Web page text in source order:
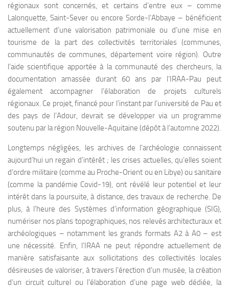
régionaux sont concernés, et certains d’entre eux – comme
Lalonquette, Saint-Sever ou encore Sorde-l’Abbaye – bénéficient
actuellement d’une valorisation patrimoniale ou d’une mise en
tourisme de la part des collectivités territoriales (communes,
communautés de communes, département voire région). Outre
l’aide scientifique apportée à la communauté des chercheurs, la
documentation amassée durant 60 ans par l’IRAA-Pau peut
également accompagner l’élaboration de projets culturels
régionaux. Ce projet, financé pour l’instant par l’université de Pau et
des pays de l’Adour, devrait se développer via un programme
soutenu par la région Nouvelle-Aquitaine (dépôt à l’automne 2022).
Longtemps négligées, les archives de l’archéologie connaissent
aujourd’hui un regain d’intérêt ; les crises actuelles, qu’elles soient
d’ordre militaire (comme au Proche-Orient ou en Libye) ou sanitaire
(comme la pandémie Covid-19), ont révélé leur potentiel et leur
intérêt dans la poursuite, à distance, des travaux de recherche. De
plus, à l’heure des Systèmes d’information géographique (SIG),
numériser nos plans topographiques, nos relevés architecturaux et
archéologiques – notamment les grands formats A2 à A0 – est
une nécessité. Enfin, l’IRAA ne peut répondre actuellement de
manière satisfaisante aux sollicitations des collectivités locales
désireuses de valoriser, à travers l’érection d’un musée, la création
d’un circuit culturel ou l’élaboration d’une page web dédiée, la